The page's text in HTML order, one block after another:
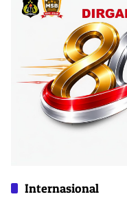
Internasional